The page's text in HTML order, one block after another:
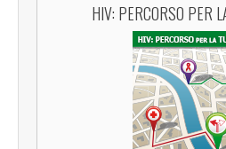
HIV: PERCORSO PER